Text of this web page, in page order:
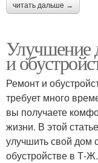
читать дальше →
Улучшение
и
Ремонт и
требует много
вы получаете
жизни. В этой
улучшить свой дом
обустройстве в Т-Ж.